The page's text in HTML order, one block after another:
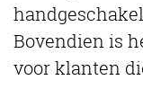
Bovendien is
voor klanten